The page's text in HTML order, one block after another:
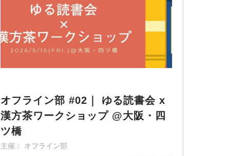
オフライン部 #02｜ ゆる読書会 x
漢方茶ワークショップ @大阪・四
ツ橋
主催： オフライン部